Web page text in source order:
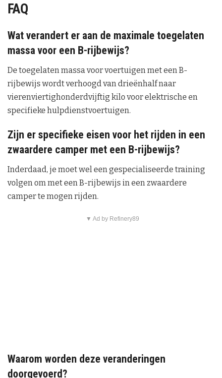
FAQ
Wat verandert er aan de maximale toegelaten
massa voor een B-rijbewijs?
De toegelaten massa voor voertuigen met een B-
rijbewijs wordt verhoogd van drieënhalf naar
vierenviertighonderdvijftig kilo voor elektrische en
specifieke hulpdienstvoertuigen.
Zijn er specifieke eisen voor het rijden in een
zwaardere camper met een B-rijbewijs?
Inderdaad, je moet wel een gespecialiseerde training
volgen om met een B-rijbewijs in een zwaardere
camper te mogen rijden.
▼ Ad by Refinery89
Waarom worden deze veranderingen
doorgevoerd?